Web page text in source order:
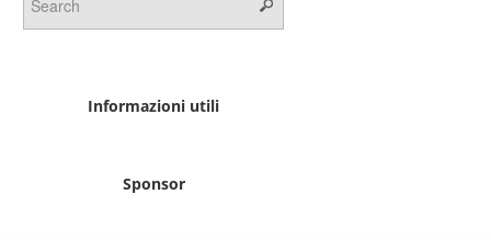
Informazioni utili
Sponsor